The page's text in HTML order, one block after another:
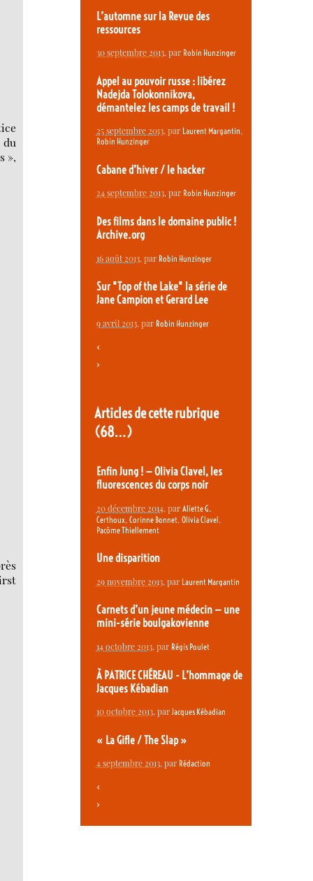
du
»,
L’automne sur la Revue des
ressources
30 septembre 2013, par Robin Hunzinger
Appel au pouvoir russe : libérez
Nadejda Tolokonnikova,
démantelez les camps de travail !
25 septembre 2013, par Laurent Margantin,
Robin Hunzinger
Cabane d’hiver / le hacker
24 septembre 2013, par Robin Hunzinger
Des films dans le domaine public !
Archive.org
16 août 2013, par Robin Hunzinger
Sur "Top of the Lake" la série de
Jane Campion et Gerard Lee
9 avril 2013, par Robin Hunzinger
<
>
Articles de cette rubrique
(68…)
Enfin Jung ! — Olivia Clavel, les
fluorescences du corps noir
20 décembre 2014, par Aliette G.
Certhoux, Corinne Bonnet, Olivia Clavel,
Pacôme Thiellement
Une disparition
29 novembre 2013, par Laurent Margantin
Carnets d’un jeune médecin — une
mini-série boulgakovienne
14 octobre 2013, par Régis Poulet
À PATRICE CHÉREAU - L’hommage de
Jacques Kébadian
10 octobre 2013, par Jacques Kébadian
« La Gifle / The Slap »
4 septembre 2013, par Rédaction
<
>